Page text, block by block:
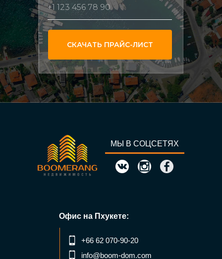
+1 123 456 78 90
СКАЧАТЬ ПРАЙС-ЛИСТ
МЫ В СОЦСЕТЯХ
+66 62 070-90-20
Офис на Пхукете:
info@boom-dom.com